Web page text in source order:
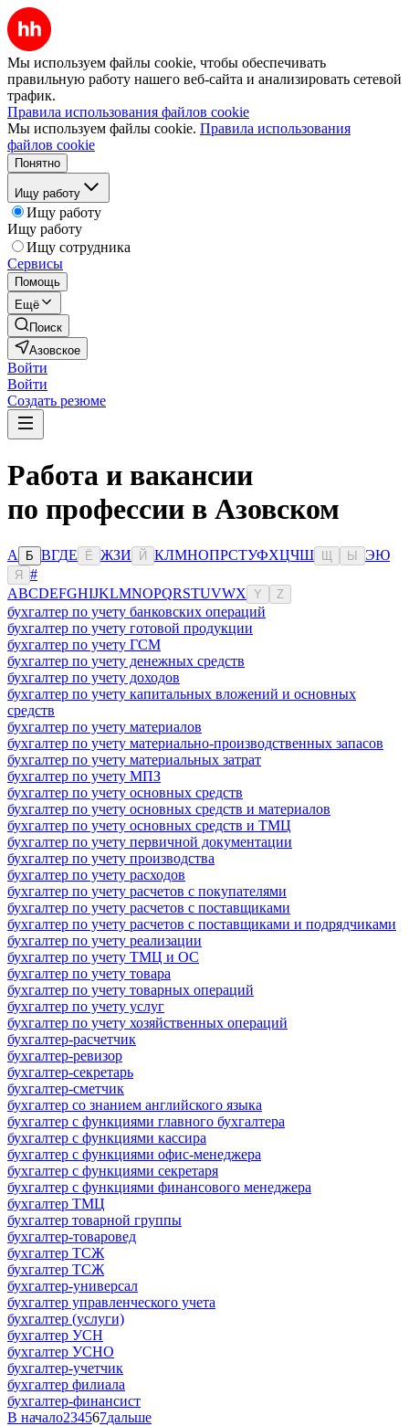
Мы используем файлы cookie, чтобы обеспечивать
правильную работу нашего веб-сайта и анализировать сетевой
трафик.
Правила использования файлов cookie
Мы используем файлы cookie. Правила использования
файлов cookie
Понятно
Ищу работу
Ищу работу
Ищу работу
Ищу сотрудника
Сервисы
Помощь
Ещё
Поиск
Азовское
Войти
Войти
Создать резюме
Работа и вакансии
по профессии в Азовском
А Б ВГДЕ Ё ЖЗИ Й КЛМНОПРСТУФХЦЧШ Ы ЭЮ
Я
#
ABCDEFGHIJKLMNOPQRSTUVWX Y Z
бухгалтер по учету банковских операций
бухгалтер по учету готовой продукции
бухгалтер по учету ГСМ
бухгалтер по учету денежных средств
бухгалтер по учету доходов
бухгалтер по учету капитальных вложений и основных
средств
бухгалтер по учету материалов
бухгалтер по учету материально-производственных запасов
бухгалтер по учету материальных затрат
бухгалтер по учету МПЗ
бухгалтер по учету основных средств
бухгалтер по учету основных средств и материалов
бухгалтер по учету основных средств и ТМЦ
бухгалтер по учету первичной документации
бухгалтер по учету производства
бухгалтер по учету расходов
бухгалтер по учету расчетов с покупателями
бухгалтер по учету расчетов с поставщиками
бухгалтер по учету расчетов с поставщиками и подрядчиками
бухгалтер по учету реализации
бухгалтер по учету ТМЦ и ОС
бухгалтер по учету товара
бухгалтер по учету товарных операций
бухгалтер по учету услуг
бухгалтер по учету хозяйственных операций
бухгалтер-расчетчик
бухгалтер-ревизор
бухгалтер-секретарь
бухгалтер-сметчик
бухгалтер со знанием английского языка
бухгалтер с функциями главного бухгалтера
бухгалтер с функциями кассира
бухгалтер с функциями офис-менеджера
бухгалтер с функциями секретаря
бухгалтер с функциями финансового менеджера
бухгалтер ТМЦ
бухгалтер товарной группы
бухгалтер-товаровед
бухгалтер ТСЖ
бухгалтер ТСЖ
бухгалтер-универсал
бухгалтер управленческого учета
бухгалтер (услуги)
бухгалтер УСН
бухгалтер УСНО
бухгалтер-учетчик
бухгалтер филиала
бухгалтер-финансист
В начало234567дальше